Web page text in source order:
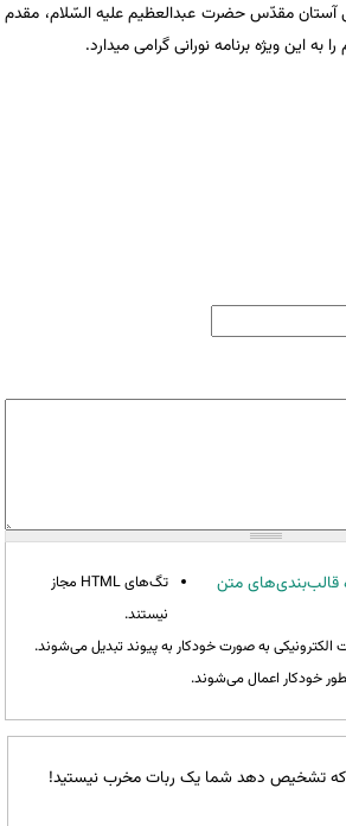
آستان مقدّس حضرت عبدالعظیم علیه السّلام، مقدم
به این ویژه برنامه نورانی گرامی میدارد.
قالب‌بندی‌های متن
تگ‌های HTML مجاز
نیستند.
به صورت خودکار به پیوند تبدیل می‌شوند.
خودکار اعمال می‌شوند.
که تشخیص دهد شما یک ربات مخرب نیستید!